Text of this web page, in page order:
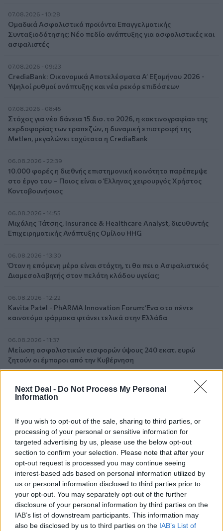
Next Deal - Do Not Process My Personal
Information
If you wish to opt-out of the sale, sharing to third parties, or
processing of your personal or sensitive information for
targeted advertising by us, please use the below opt-out
section to confirm your selection. Please note that after your
opt-out request is processed you may continue seeing
interest-based ads based on personal information utilized by
us or personal information disclosed to third parties prior to
your opt-out. You may separately opt-out of the further
disclosure of your personal information by third parties on the
IAB’s list of downstream participants. This information may
also be disclosed by us to third parties on the IAB’s List of
07.08.2026 - 10:28
Ομαδικά Ασφαλιστικά προϊόντα Επαγγελματικής
Συνταξιοδότησης: Νέο πεδίο ανάπτυξης για ασφαλιστικές και
ασφαλιστές
07.08.2026 - 09:23
CrediaBank: Οικονομικά Αποτελέσματα A’ Εξαμήνου 2026 -
Υψηλοί ρυθμοί ανάπτυξης και νέα ρεκόρ επιδόσεων
07.08.2026 - 08:45
Στόχος για νέα δάνεια 15 δισ. το 2026, η «ακτινογραφία» της
κερδοφορίας των τραπεζών, η δυναμική επιστροφή της
Metlen, μεγαλώνει ταχύτατα η CrediaBank
06.08.2026 - 22:39
10.000 φορές η διεθνής επιστημονική κοινότητα παρέπεμψε
στο έργο του – Ποιος είναι ο Έλληνας χειρουργός Χρήστος
Κοντοβουνήσιος
06.08.2026 - 14:55
Μιχάλης Τάτσης, Insurance & Healthcare Analyst, διευθυντής
Επιχειρηματικής Ανάπτυξης Ομίλου HHG
06.08.2026 - 13:30
Όταν η επόμενη μέρα είναι στάχτη, τι θα πει ο Ασφαλιστικός
Διαμεσολαβητής στον πελάτη κλάδου υγείας;
06.08.2026 - 12:22
Kavita Patel - PhARMA Innovation Forum: Ένα στα πέντε
καινοτόμα φάρμακα φτάνει τελικά στην Ελλάδα
06.08.2026 - 11:37
Μείωση ασφαλιστικών εισφορών ύψους 240 εκατ. ευρώ
ζητούν οι έμποροι από την Κυβέρνηση
Ευρώπη: Μπορεί η κλιματική αλλαγή να οδηγήσει σε
ενεργειακή κρίση;
06.08.2026 - 09:15
Στέλιος Λιανός – INTERAMERICAN / Αθηναϊκή Γενική Κλινική
06.08.2026 - 08:40
Η γαλλική «ψήφος» στο «καλώδιο» και τα συμφέροντα, οι
ελληνικές τράπεζες «πρωταθλήτριες» στα δάνεια, νέο deal
Βαρδινογιάννη- Εξάρχου και ο διπλασιασμός των κερδών της
ΔΕΗ
05.08.2026
Randy Schekman, Νομπελίστας Ιατρικής: «Σε πέντε χρόνια